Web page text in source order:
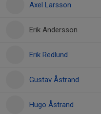
Axel Larsson
Erik Andersson
Erik Redlund
Gustav Åstrand
Hugo Åstrand